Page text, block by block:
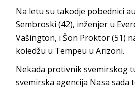
Na letu su takodje pobednici
Sembroski (42), inženjer u
Vašington, i Šon Proktor (51)
koledžu u Tempeu u Arizoni.
Nekada protivnik svemirskog
svemirska agencija Nasa sada